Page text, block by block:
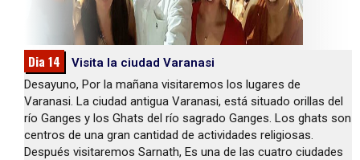
Dia 14
Visita la ciudad Varanasi
Desayuno, Por la mañana visitaremos los lugares de
Varanasi. La ciudad antigua Varanasi, está situado orillas del
río Ganges y los Ghats del río sagrado Ganges. Los ghats son
centros de una gran cantidad de actividades religiosas.
Después visitaremos Sarnath, Es una de las cuatro ciudades